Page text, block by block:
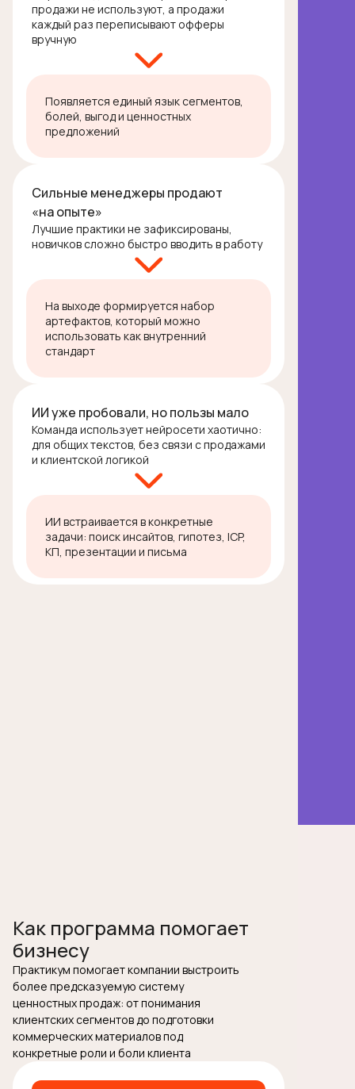
продажи не используют, а продажи
каждый раз переписывают офферы
вручную
Появляется единый язык сегментов,
болей, выгод и ценностных
предложений
Сильные менеджеры продают
«на опыте»
Лучшие практики не зафиксированы,
новичков сложно быстро вводить в работу
На выходе формируется набор
артефактов, который можно
использовать как внутренний
стандарт
ИИ уже пробовали, но пользы мало
Команда использует нейросети хаотично:
для общих текстов, без связи с продажами
и клиентской логикой
ИИ встраивается в конкретные
задачи: поиск инсайтов, гипотез, ICP,
КП, презентации и письма
Как программа помогает
бизнесу
Практикум помогает компании выстроить
более предсказуемую систему
ценностных продаж: от понимания
клиентских сегментов до подготовки
коммерческих материалов под
конкретные роли и боли клиента